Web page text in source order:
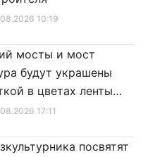
10:19
17:11
мосты и мост
будут украшены
в цветах ленты
Победы
посвятят